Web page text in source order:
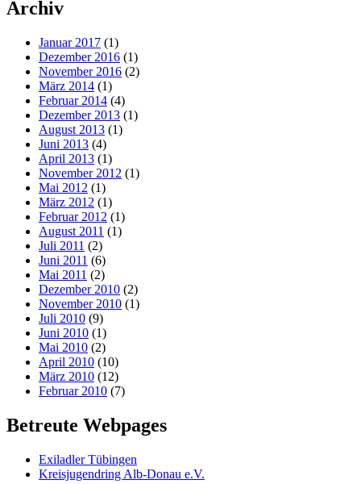
Archiv
Januar 2017 (1)
Dezember 2016 (1)
November 2016 (2)
März 2014 (1)
Februar 2014 (4)
Dezember 2013 (1)
August 2013 (1)
Juni 2013 (4)
April 2013 (1)
November 2012 (1)
Mai 2012 (1)
März 2012 (1)
Februar 2012 (1)
August 2011 (1)
Juli 2011 (2)
Juni 2011 (6)
Mai 2011 (2)
Dezember 2010 (2)
November 2010 (1)
Juli 2010 (9)
Juni 2010 (1)
Mai 2010 (2)
April 2010 (10)
März 2010 (12)
Februar 2010 (7)
Betreute Webpages
Exiladler Tübingen
Kreisjugendring Alb-Donau e.V.